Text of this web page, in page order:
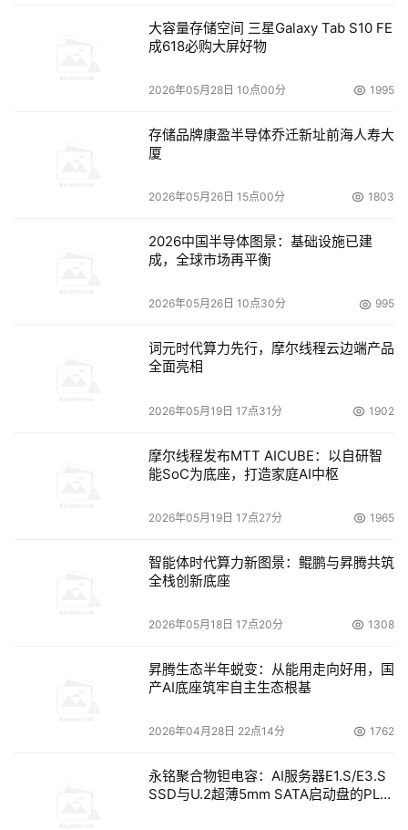
大容量存储空间 三星Galaxy Tab S10 FE
成618必购大屏好物
2026年05月28日 10点00分 1995
存储品牌康盈半导体乔迁新址前海人寿大
厦
2026年05月26日 15点00分 1803
2026中国半导体图景：基础设施已建
成，全球市场再平衡
2026年05月26日 10点30分 995
词元时代算力先行，摩尔线程云边端产品
全面亮相
2026年05月19日 17点31分 1902
摩尔线程发布MTT AICUBE：以自研智
能SoC为底座，打造家庭AI中枢
2026年05月19日 17点27分 1965
智能体时代算力新图景：鲲鹏与昇腾共筑
全栈创新底座
2026年05月18日 17点20分 1308
昇腾生态半年蜕变：从能用走向好用，国
产AI底座筑牢自主生态根基
2026年04月28日 22点14分 1762
永铭聚合物钽电容：AI服务器E1.S/E3.S
SSD与U.2超薄5mm SATA启动盘的PLP